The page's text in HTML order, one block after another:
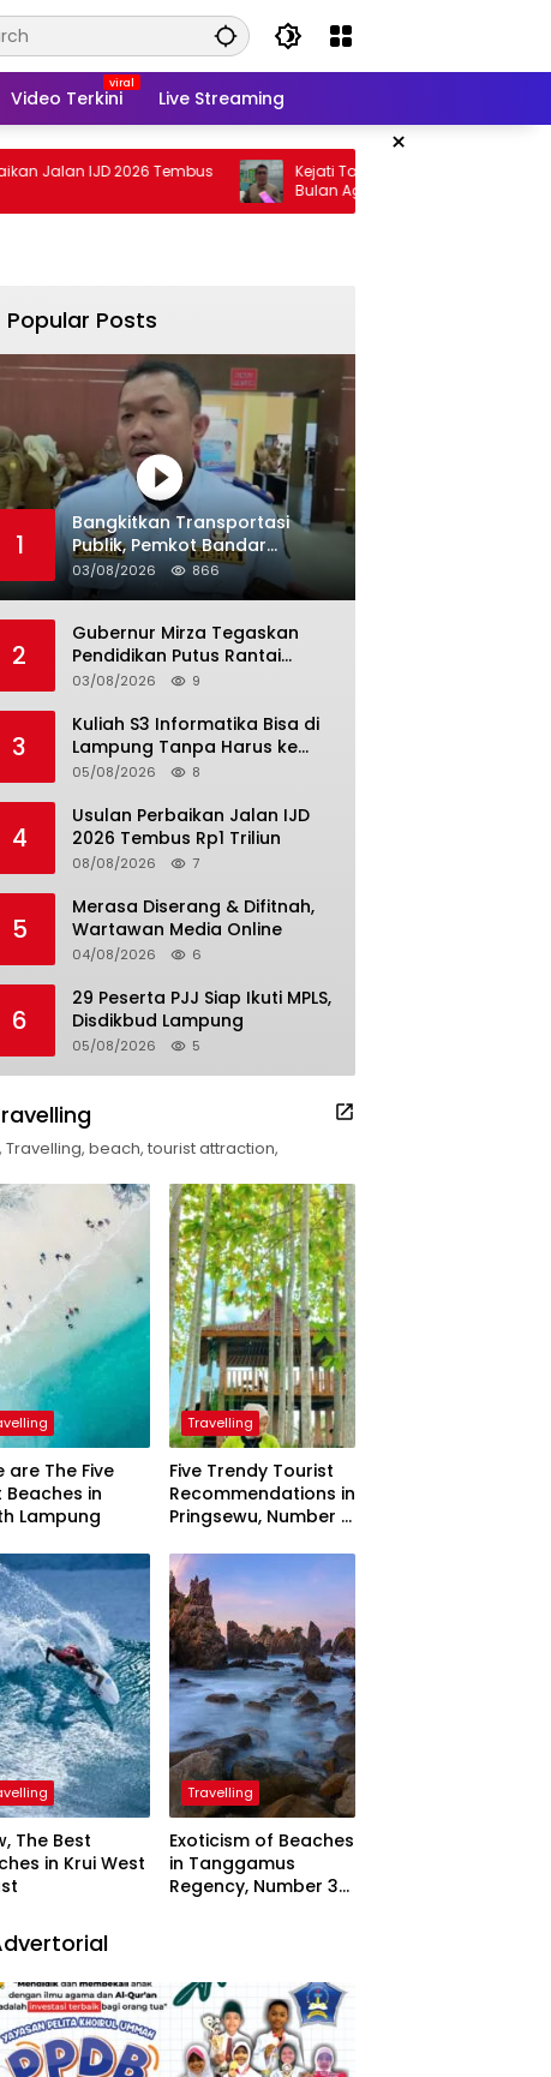
Video Terkini Live Streaming
×
2026 Tembus
Kejati Targetkan Berkas Arinal Rampung
Bulan Agustus
Popular Posts
1
Bangkitkan Transportasi
Publik, Pemkot Bandar
Lampung Uji Coba Bus Umum
03/08/2026 866
2
Gubernur Mirza Tegaskan
Pendidikan Putus Rantai
Kemiskinan
03/08/2026 9
3
Kuliah S3 Informatika Bisa di
Lampung Tanpa Harus ke
Luar Daerah
05/08/2026 8
4
Usulan Perbaikan Jalan IJD
2026 Tembus Rp1 Triliun
08/08/2026 7
5
Merasa Diserang & Difitnah,
Wartawan Media Online
04/08/2026 6
6
29 Peserta PJJ Siap Ikuti MPLS,
Disdikbud Lampung
05/08/2026 5
Travelling, beach, tourist attraction,
are The Five
Beaches in
Lampung
Travelling
Five Trendy Tourist
Recommendations in
Pringsewu, Number 3
President
The Best
in Krui West
Travelling
Exoticism of Beaches
in Tanggamus
Regency, Number 3